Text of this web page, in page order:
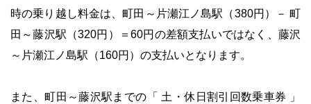
時の乗り越し料金は、町田～片瀬江ノ島駅（380円）－ 町
田～藤沢駅（320円）＝60円の差額支払いではなく、藤沢
～片瀬江ノ島駅（160円）の支払いとなります。
また、町田～藤沢駅までの「 土・休日割引回数乗車券 」